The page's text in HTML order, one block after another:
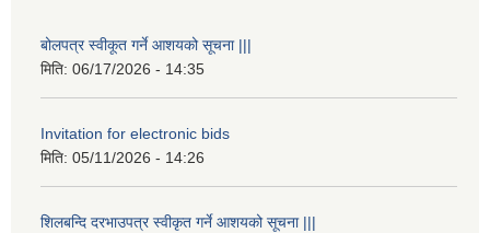
बोलपत्र स्वीकूत गर्ने आशयको सूचना |||
मिति: 06/17/2026 - 14:35
Invitation for electronic bids
मिति: 05/11/2026 - 14:26
शिलबन्दि दरभाउपत्र स्वीकृत गर्ने आशयको सूचना |||